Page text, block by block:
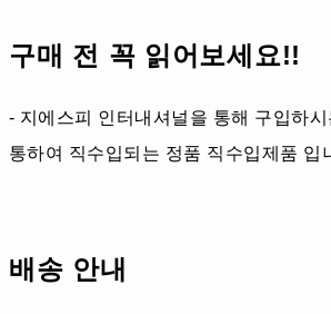
구매 전 꼭 읽어보세요!!
- 지에스피 인터내셔널을 통해 구입하
통하여 직수입되는 정품 직수입제품 입
배송 안내